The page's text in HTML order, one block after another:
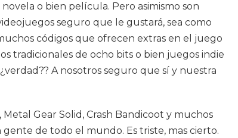
o bien película. Pero asimismo son
seguro que le gustará, sea como
códigos que ofrecen extras en el juego
tradicionales de ocho bits o bien juegos indie
A nosotros seguro que sí y nuestra
Gear Solid, Crash Bandicoot y muchos
de todo el mundo. Es triste, mas cierto.